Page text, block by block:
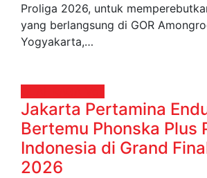
Proliga 2026, untuk
yang berlangsung di GOR
Yogyakarta,…
Jakarta Pertamina
Bertemu Phonska Plus
Indonesia di Grand
2026